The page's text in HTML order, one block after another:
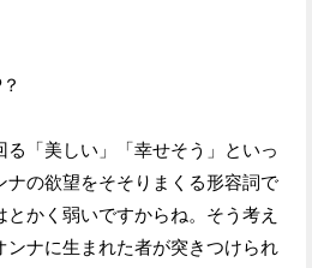
る「美しい」「幸せそう」といっ
ナの欲望をそそりまくる形容詞で
かく弱いですからね。そう考え
ンナに生まれた者が突きつけられ